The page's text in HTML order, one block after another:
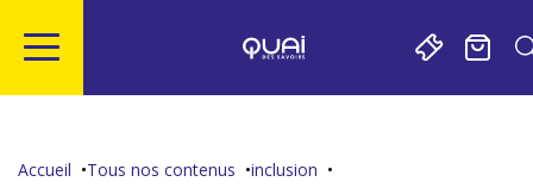
contenu
Accueil Tous nos contenus
inclusion